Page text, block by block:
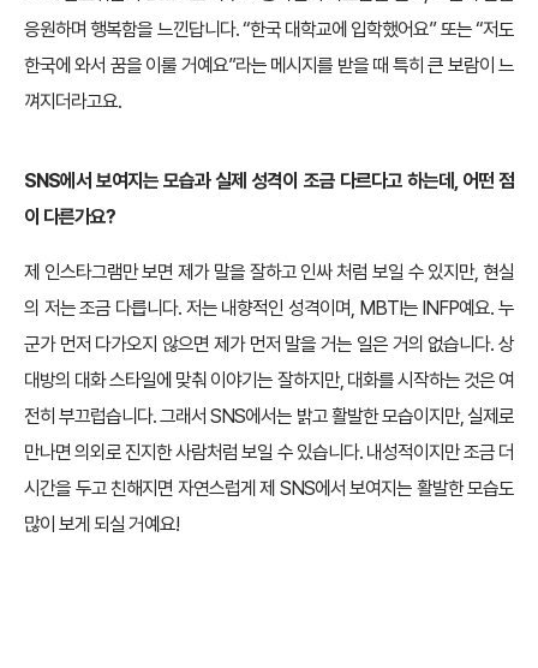
응원하며 행복함을 느낀답니다. “한국 대학교에 입학했어요” 또는 “저도
한국에 와서 꿈을 이룰 거예요”라는 메시지를 받을 때 특히 큰 보람이 느
껴지더라고요.
SNS에서 보여지는 모습과 실제 성격이 조금 다르다고 하는데, 어떤 점
이 다른가요?
제 인스타그램만 보면 제가 말을 잘하고 인싸 처럼 보일 수 있지만, 현실
의 저는 조금 다릅니다. 저는 내향적인 성격이며, MBTI는 INFP예요. 누
군가 먼저 다가오지 않으면 제가 먼저 말을 거는 일은 거의 없습니다. 상
대방의 대화 스타일에 맞춰 이야기는 잘하지만, 대화를 시작하는 것은 여
전히 부끄럽습니다. 그래서 SNS에서는 밝고 활발한 모습이지만, 실제로
만나면 의외로 진지한 사람처럼 보일 수 있습니다. 내성적이지만 조금 더
시간을 두고 친해지면 자연스럽게 제 SNS에서 보여지는 활발한 모습도
많이 보게 되실 거예요!